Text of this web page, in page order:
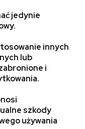
jedynie
innych
lub
i
szkody
używania